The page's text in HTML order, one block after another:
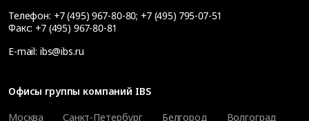
Телефон: +7 (495) 967-80-80; +7 (495) 795-07-51
Факс: +7 (495) 967-80-81
E-mail: ibs@ibs.ru
Офисы группы компаний IBS
Москва
Санкт-Петербург Белгород
Волгоград